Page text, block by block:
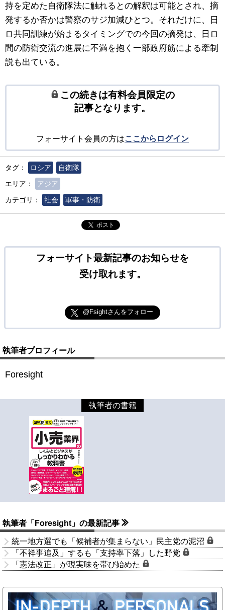
持を定めた自衛隊法に触れるとの解釈は可能とされ、摘
発するか否かは警察のサジ加減ひとつ。それだけに、日
ロ共同訓練が始まるタイミングでの今回の摘発は、日ロ
間の防衛交流の進展に不満を抱く一部政府筋による牽制
説も出ている。
この続きは有料会員限定の
記事となります。
フォーサイト会員の方はここからログイン
タグ： ロシア
自衛隊
エリア：
アジア
カテゴリ：
社会 軍事・防衛
ポスト
フォーサイト最新記事のお知らせを
受け取れます。
@Fsightさんをフォロー
執筆者プロフィール
Foresight
執筆者の書籍
執筆者「Foresight」の最新記事
統一地方選でも「候補者が集まらない」民主党の泥沼
「不祥事追及」するも「支持率下落」した野党
「憲法改正」が現実味を帯び始めた